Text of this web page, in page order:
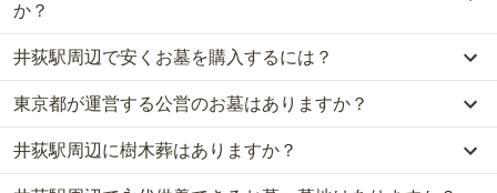
か？
井荻駅周辺での購入費用の目安は、一般墓が約349万円、永代供養
墓が約50万円です。
一般墓を建てる場合は、「永代使用料（土地代）」と「墓石代」の
2つが主な費用となります。
井荻駅周辺の一般墓の永代使用料の平均は
東
井荻駅周辺で安くお墓を購入するには？
井荻駅周辺で一番安価なお墓は、観蔵院墓苑の永代供養墓
50万
円からお求めいただけます。
一般的に最も費用を抑えられるのは、他の方のご遺骨と一緒に埋葬
する「合祀墓（ごうしぼ）」と呼ばれるタイプです。個別のお墓に
東京都が運営する公営のお墓はありますか？
井荻駅周辺には、公営の霊園の掲載がありません。
一方で、東京都内には、県または市区町村が運営する公営の霊園が
井荻駅周辺に樹木葬はありますか？